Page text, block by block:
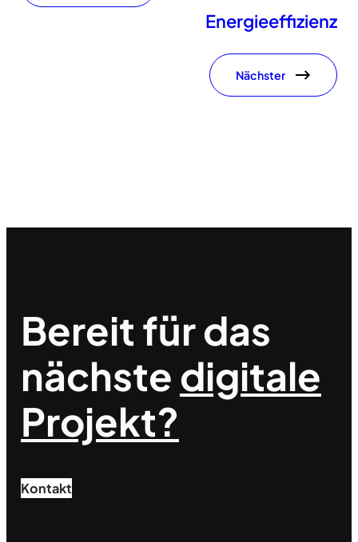
Energieeffizienz
Nächster
Bereit für das
nächstedigitale
Projekt?
Kontakt